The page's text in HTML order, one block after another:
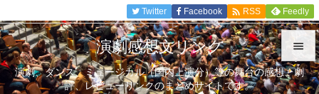


メニュ
Twitter Facebook  RSS Feedly
演劇感想文リンク
演劇、ダンス、ミュージカル（国内上演分）等の舞台の感想、劇
評、レビューリンクのまとめサイトです。